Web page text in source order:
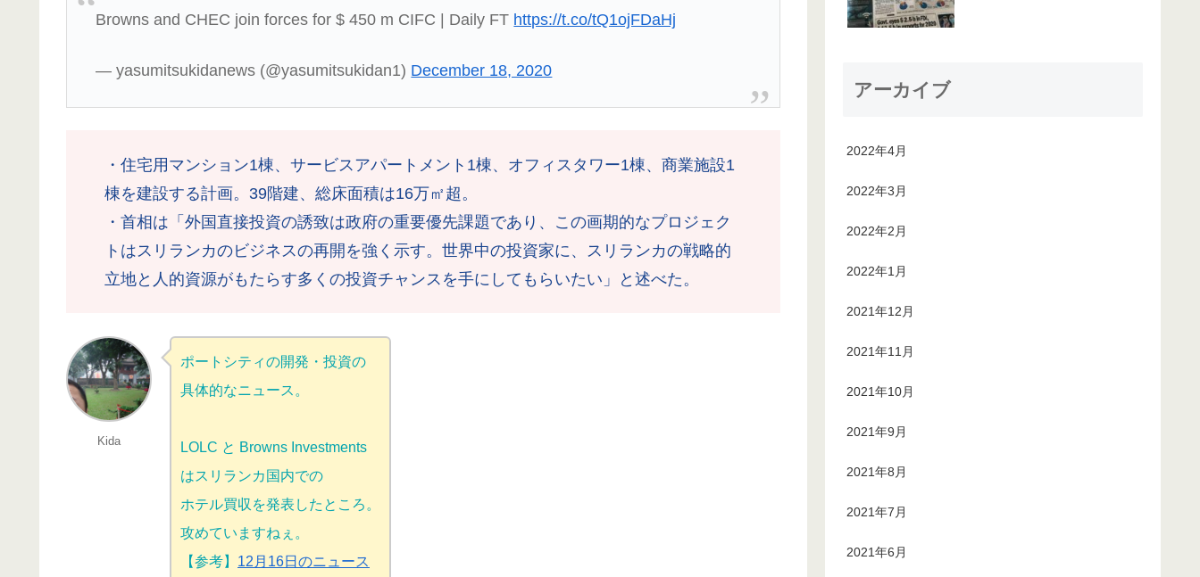
Browns and CHEC join forces for $ 450 m CIFC | Daily FT https://t.co/tQ1ojFDaHj
— yasumitsukidanews (@yasumitsukidan1) December 18, 2020
・住宅用マンション1棟、サービスアパートメント1棟、オフィスタワー1棟、商業施設1
棟を建設する計画。39階建、総床面積は16万㎡超。
・首相は「外国直接投資の誘致は政府の重要優先課題であり、この画期的なプロジェク
トはスリランカのビジネスの再開を強く示す。世界中の投資家に、スリランカの戦略的
立地と人的資源がもたらす多くの投資チャンスを手にしてもらいたい」と述べた。
Kida
ポートシティの開発・投資の
具体的なニュース。
LOLC と Browns Investments
はスリランカ国内での
ホテル買収を発表したところ。
攻めていますねぇ。
【参考】 12月16日のニュース
アーカイブ
2022年4月
2022年3月
2022年2月
2022年1月
2021年12月
2021年11月
2021年10月
2021年9月
2021年8月
2021年7月
2021年6月